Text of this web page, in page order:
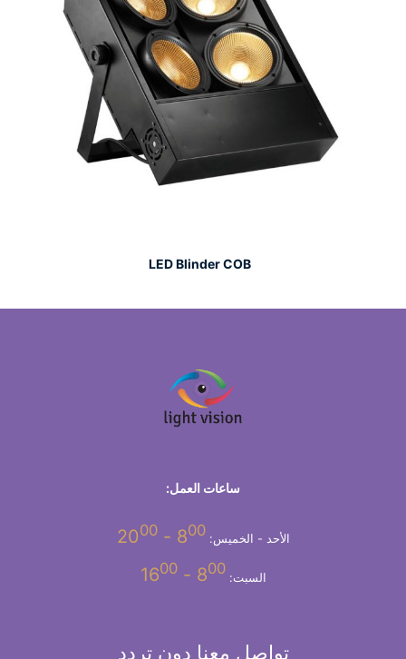
LED Blinder COB
ساعات العمل:
الأحد - الخميس: 800
- 20
00
السبت: 800
- 16
00
تواصل معنا دون تردد